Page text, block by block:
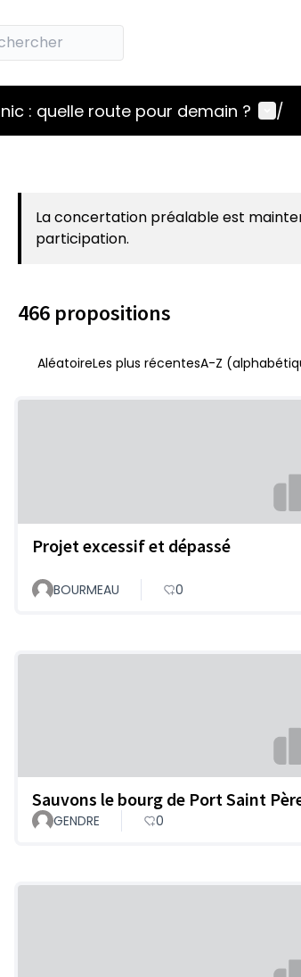
: quelle route pour demain ? /
La concertation préalable est
participation.
466 propositions
AléatoireLes plus récentesA-Z
Projet excessif et dépassé
BOURMEAU 0
Sauvons le bourg de Port Saint
GENDRE 0